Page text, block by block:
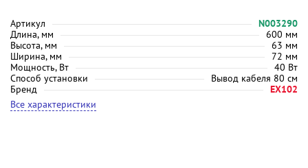
Артикул
N003290
Длина, мм
600 мм
Высота, мм
63 мм
Ширина, мм
72 мм
Мощность, Вт
40 Вт
Способ установки
Вывод кабеля 80 см
Бренд
EX102
Все характеристики